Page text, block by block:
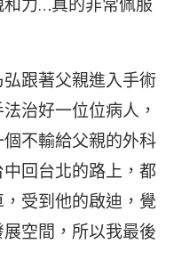
跟著父親進入手術
治好一位位病人，
不輸給父親的外科
回台北的路上，都
受到他的啟迪，覺
空間，所以我最後